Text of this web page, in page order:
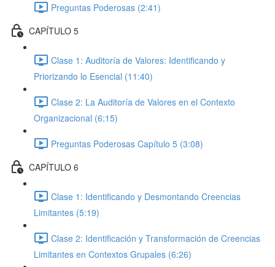
Preguntas Poderosas (2:41)
CAPÍTULO 5
Clase 1: Auditoría de Valores: Identificando y
Priorizando lo Esencial (11:40)
Clase 2: La Auditoría de Valores en el Contexto
Organizacional (6:15)
Preguntas Poderosas Capítulo 5 (3:08)
CAPÍTULO 6
Clase 1: Identificando y Desmontando Creencias
Limitantes (5:19)
Clase 2: Identificación y Transformación de Creencias
Limitantes en Contextos Grupales (6:26)